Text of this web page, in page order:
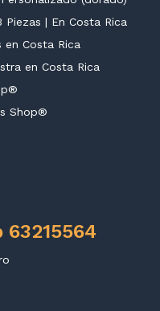
| En Costa Rica
en Costa Rica
en Costa Rica
Shop®
63215564